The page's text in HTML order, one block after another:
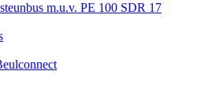
m.u.v. PE 100 SDR 17